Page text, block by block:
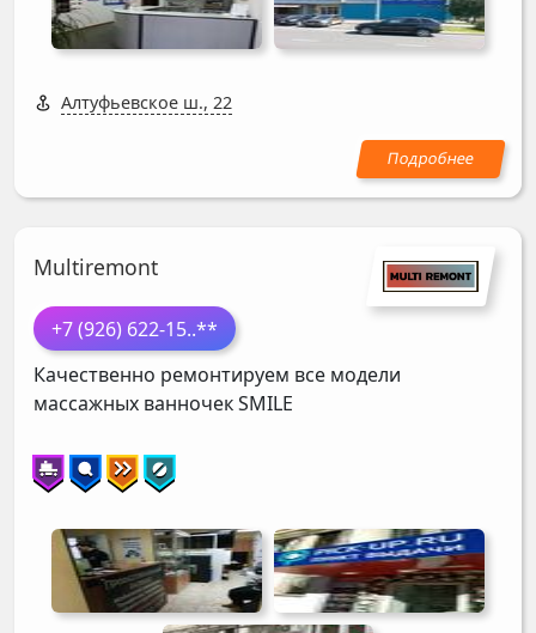
Алтуфьевское ш., 22
Multiremont
+7 (926) 622-15..**
Качественно ремонтируем все модели
массажных ванночекSMILE